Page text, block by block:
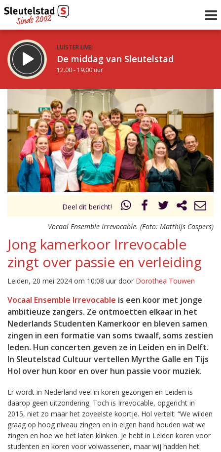
LUISTER LIVE:
De middag van Sleutelstad
12.00 - 19.00 uur
De avond van Sleutelstad
19.00 - 22.00 uur
Vorig uur
uur 1 van 0
Inklappen
Deel dit bericht!
Vocaal Ensemble Irrevocable. (Foto: Matthijs Caspers)
Jong kamerkoor Irrevocable
zingt over passie en verleiding
Leiden, 20 mei 2024 om 10:08 uur door Dorothea Touwen
Vocaal Ensemble Irrevocable is een koor met jonge
ambitieuze zangers. Ze ontmoetten elkaar in het
Nederlands Studenten Kamerkoor en bleven samen
zingen in een formatie van soms twaalf, soms zestien
leden. Hun concerten geven ze in Leiden en in Delft.
In Sleutelstad Cultuur vertellen Myrthe Galle en Tijs
Hol over hun koor en over hun passie voor muziek.
Er wordt in Nederland veel in koren gezongen en Leiden is
daarop geen uitzondering. Toch is Irrevocable, opgericht in
2015, niet zo maar het zoveelste koortje. Hol vertelt: “We wilden
graag op hoog niveau zingen en in eigen hand houden wat we
zingen en hoe we het laten klinken. Je hebt in Leiden koren voor
studenten en koren voor volwassenen, maar wij hadden het